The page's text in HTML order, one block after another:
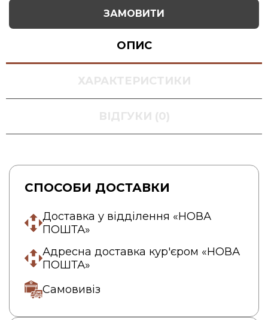
ЗАМОВИТИ
ОПИС
ХАРАКТЕРИСТИКИ
ВІДГУКИ (0)
СПОСОБИ ДОСТАВКИ
Доставка у відділення «НОВА
ПОШТА»
Адресна доставка кур'єром «НОВА
ПОШТА»
Самовивіз